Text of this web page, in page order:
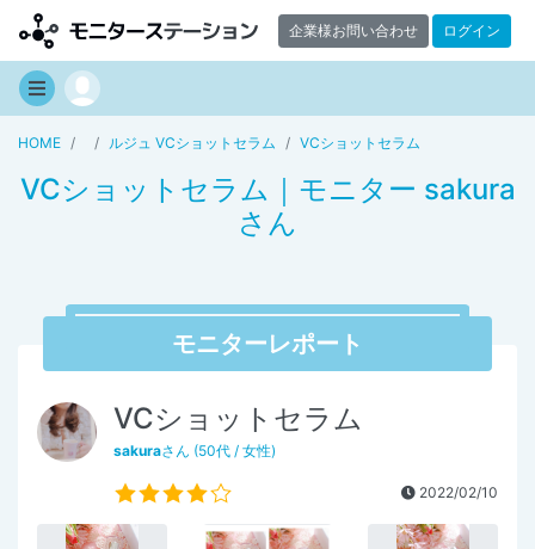
企業様お問い合わせ ログイン
HOME ルジュ VCショットセラム VCショットセラム
VCショットセラム｜モニター sakura
さん
モニターレポート
VCショットセラム
sakuraさん (50代 / 女性)
2022/02/10